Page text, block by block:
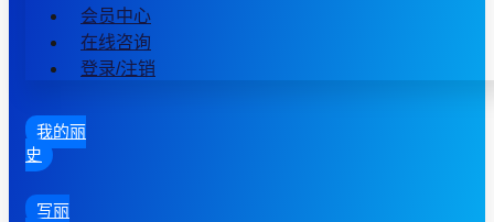
会员中心
在线咨询
登录/注销
我的丽
史
写丽